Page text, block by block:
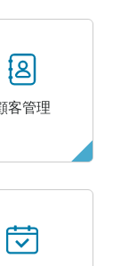
客管理